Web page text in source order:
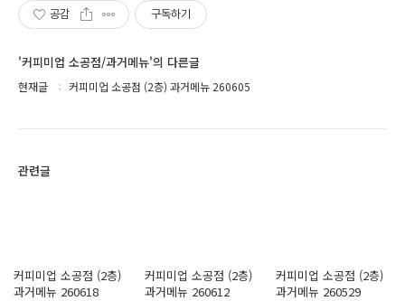
공감 구독하기
'커피미업 소공점/과거메뉴'의 다른글
현재글 커피미업 소공점 (2층) 과거메뉴 260605
관련글
커피미업 소공점 (2층)
과거메뉴 260618
커피미업 소공점 (2층)
과거메뉴 260612
커피미업 소공점 (2층)
과거메뉴 260529